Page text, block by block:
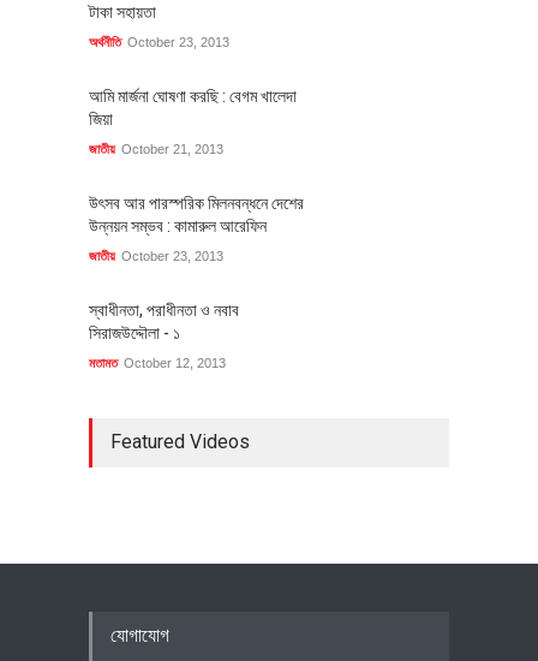
টাকা সহায়তা
অর্থনীতি October 23, 2013
আমি মার্জনা ঘোষণা করছি : বেগম খালেদা
জিয়া
জাতীয় October 21, 2013
উৎসব আর পারস্পরিক মিলনবন্ধনে দেশের
উন্নয়ন সম্ভব : কামারুল আরেফিন
জাতীয় October 23, 2013
স্বাধীনতা, পরাধীনতা ও নবাব
সিরাজউদ্দৌলা - ১
মতামত October 12, 2013
Featured Videos
যোগাযোগ